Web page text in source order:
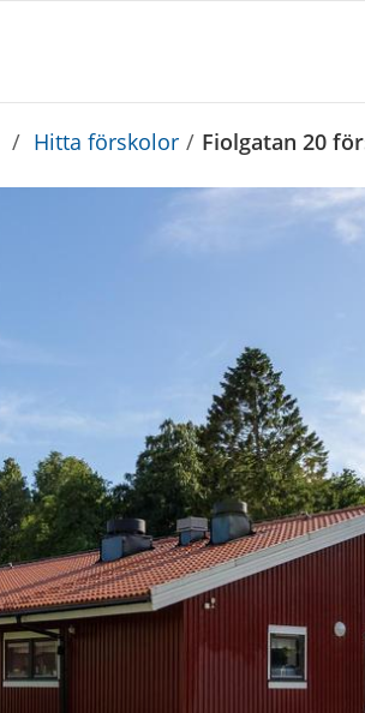
/ Hitta förskolor / Fiolgatan 20